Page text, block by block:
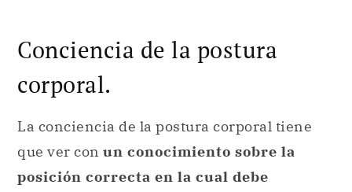
Conciencia de la postura
corporal.
La conciencia de la postura corporal tiene
que ver con un conocimiento sobre la
posición correcta en la cual debe